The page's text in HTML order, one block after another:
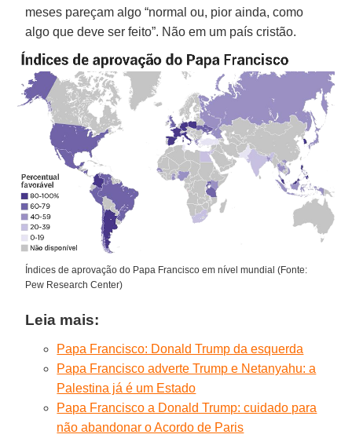
meses pareçam algo “normal ou, pior ainda, como
algo que deve ser feito”. Não em um país cristão.
Índices de aprovação do Papa Francisco em nível mundial (Fonte:
Pew Research Center)
Leia mais:
Papa Francisco: Donald Trump da esquerda
Papa Francisco adverte Trump e Netanyahu: a
Palestina já é um Estado
Papa Francisco a Donald Trump: cuidado para
não abandonar o Acordo de Paris